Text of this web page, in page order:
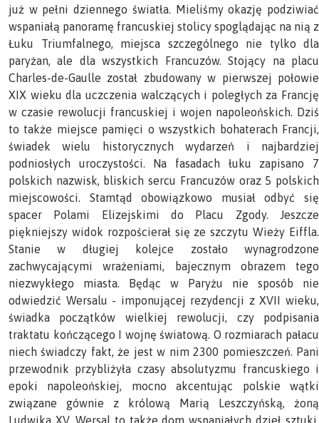
już w pełni dziennego światła. Mieliśmy okazję podziwiać
wspaniałą panoramę francuskiej stolicy spoglądając na nią z
Łuku Triumfalnego, miejsca szczególnego nie tylko dla
paryżan, ale dla wszystkich Francuzów. Stojący na placu
Charles-de-Gaulle został zbudowany w pierwszej połowie
XIX wieku dla uczczenia walczących i poległych za Francję
w czasie rewolucji francuskiej i wojen napoleońskich. Dziś
to także miejsce pamięci o wszystkich bohaterach Francji,
świadek wielu historycznych wydarzeń i najbardziej
podniosłych uroczystości. Na fasadach łuku zapisano 7
polskich nazwisk, bliskich sercu Francuzów oraz 5 polskich
miejscowości. Stamtąd obowiązkowo musiał odbyć się
spacer Polami Elizejskimi do Placu Zgody. Jeszcze
piękniejszy widok rozpościerał się ze szczytu Wieży Eiffla.
Stanie w długiej kolejce zostało wynagrodzone
zachwycającymi wrażeniami, bajecznym obrazem tego
niezwykłego miasta. Będąc w Paryżu nie sposób nie
odwiedzić Wersalu - imponującej rezydencji z XVII wieku,
świadka początków wielkiej rewolucji, czy podpisania
traktatu kończącego I wojnę światową. O rozmiarach pałacu
niech świadczy fakt, że jest w nim 2300 pomieszczeń. Pani
przewodnik przybliżyła czasy absolutyzmu francuskiego i
epoki napoleońskiej, mocno akcentując polskie wątki
związane gównie z królową Marią Leszczyńską, żoną
Ludwika XV. Wersal to także dom wspaniałych dzieł sztuki,